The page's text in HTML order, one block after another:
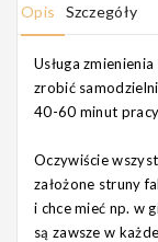
Ortega
Usługi
Opis Szczegóły
Usługa
zrobić
40-60 minut
Oczywiście
założone struny
i chce mieć np. w
są zawsze w